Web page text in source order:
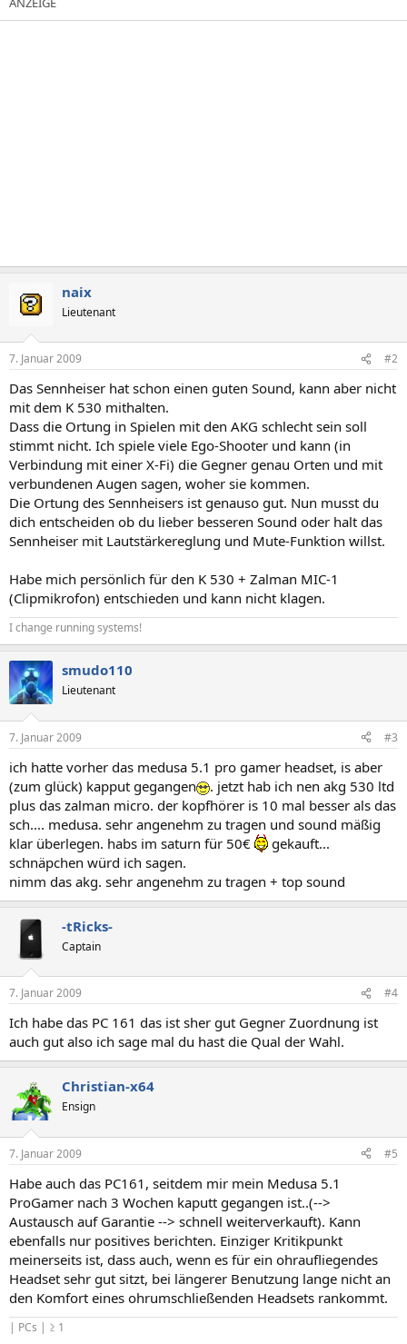
naix
Lieutenant
7. Januar 2009 #2
Das Sennheiser hat schon einen guten Sound, kann aber nicht
mit dem K 530 mithalten.
Dass die Ortung in Spielen mit den AKG schlecht sein soll
stimmt nicht. Ich spiele viele Ego-Shooter und kann (in
Verbindung mit einer X-Fi) die Gegner genau Orten und mit
verbundenen Augen sagen, woher sie kommen.
Die Ortung des Sennheisers ist genauso gut. Nun musst du
dich entscheiden ob du lieber besseren Sound oder halt das
Sennheiser mit Lautstärkereglung und Mute-Funktion willst.
Habe mich persönlich für den K 530 + Zalman MIC-1
(Clipmikrofon) entschieden und kann nicht klagen.
I change running systems!
smudo110
Lieutenant
7. Januar 2009 #3
ich hatte vorher das medusa 5.1 pro gamer headset, is aber
(zum glück) kapput gegangen
. jetzt hab ich nen akg 530 ltd
plus das zalman micro. der kopfhörer is 10 mal besser als das
sch.... medusa. sehr angenehm zu tragen und sound mäßig
klar überlegen. habs im saturn für 50€
gekauft...
schnäpchen würd ich sagen.
nimm das akg. sehr angenehm zu tragen + top sound
-tRicks-
Captain
7. Januar 2009 #4
Ich habe das PC 161 das ist sher gut Gegner Zuordnung ist
auch gut also ich sage mal du hast die Qual der Wahl.
Christian-x64
Ensign
7. Januar 2009 #5
Habe auch das PC161, seitdem mir mein Medusa 5.1
ProGamer nach 3 Wochen kaputt gegangen ist..(-->
Austausch auf Garantie --> schnell weiterverkauft). Kann
ebenfalls nur positives berichten. Einziger Kritikpunkt
meinerseits ist, dass auch, wenn es für ein ohraufliegendes
Headset sehr gut sitzt, bei längerer Benutzung lange nicht an
den Komfort eines ohrumschließenden Headsets rankommt.
| PCs | ≥ 1